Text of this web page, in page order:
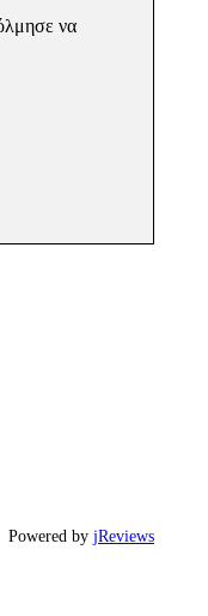
να
Powered by jReviews